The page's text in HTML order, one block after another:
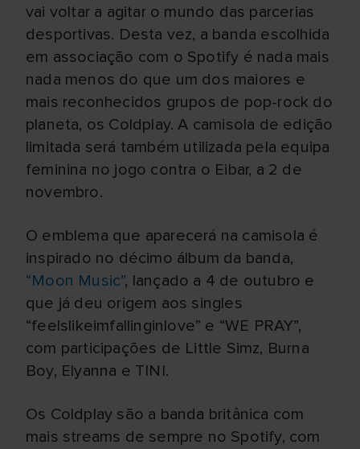
vai voltar a agitar o mundo das parcerias
desportivas. Desta vez, a banda escolhida
em associação com o Spotify é nada mais
nada menos do que um dos maiores e
mais reconhecidos grupos de pop-rock do
planeta, os Coldplay. A camisola de edição
limitada será também utilizada pela equipa
feminina no jogo contra o Eibar, a 2 de
novembro.
O emblema que aparecerá na camisola é
inspirado no décimo álbum da banda,
“Moon Music”, lançado a 4 de outubro e
que já deu origem aos singles
“feelslikeimfallinginlove” e “WE PRAY”,
com participações de Little Simz, Burna
Boy, Elyanna e TINI.
Os Coldplay são a banda britânica com
mais streams de sempre no Spotify, com